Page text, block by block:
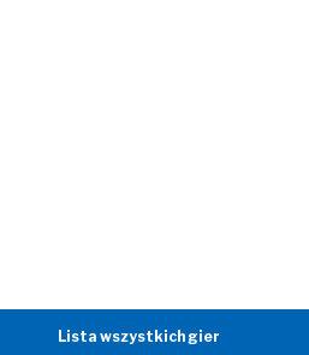
Lista wszystkich gier